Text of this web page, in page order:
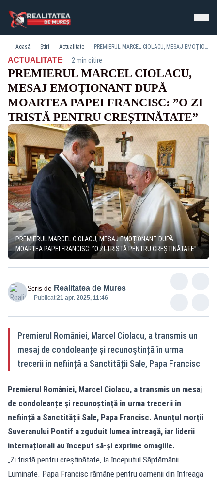
Acasă Știri Actualitate PREMIERUL MARCEL CIOLACU, MESAJ EMOȚIONANT DUPĂ MOARTEA PAPEI FRANCISC: ”O ZI TRISTĂ PENTRU CREȘTINĂTATE”
ACTUALITATE· 2 min citire
PREMIERUL MARCEL CIOLACU,
MESAJ EMOȚIONANT DUPĂ
MOARTEA PAPEI FRANCISC: ”O ZI
TRISTĂ PENTRU CREȘTINĂTATE”
PREMIERUL MARCEL CIOLACU, MESAJ EMOȚIONANT DUPĂ
MOARTEA PAPEI FRANCISC: ”O ZI TRISTĂ PENTRU CREȘTINĂTATE”
Scris de Realitatea de Mures
Publicat:21 apr. 2025, 11:46
Premierul României, Marcel Ciolacu, a transmis un
mesaj de condoleanțe și recunoștință în urma
trecerii în neființă a Sanctității Sale, Papa Francisc
Premierul României, Marcel Ciolacu, a transmis un mesaj
de condoleanțe și recunoștință în urma trecerii în
neființă a Sanctității Sale, Papa Francisc. Anunțul morții
Suveranului Pontif a zguduit lumea întreagă, iar liderii
internaționali au început să-și exprime omagiile.
„Zi tristă pentru creștinătate, la începutul Săptămânii
Luminate. Papa Francisc rămâne pentru oamenii din întreaga